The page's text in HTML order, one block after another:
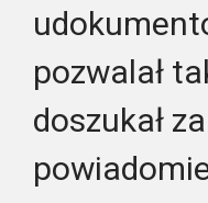
pozwalał
doszukał